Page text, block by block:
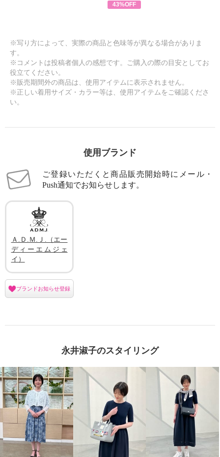
43%OFF
※写り方によって、実際の商品と色味等が異なる場合がありま
す。
※コメントは投稿者個人の感想です。ご購入の際の目安としてお
役立てください。
※販売期間外の商品は、使用アイテムに表示されません。
※正しい着用サイズ・カラー等は、使用アイテムをご確認くださ
い。
使用ブランド
ご登録いただくと商品販売開始時にメール・
Push通知でお知らせします。
Ａ.Ｄ.Ｍ.Ｊ.（エー
ディーエムジェ
イ）
ブランドお知らせ登録
永井淑子のスタイリング